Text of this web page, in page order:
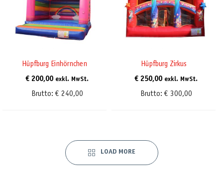
Hüpfburg Einhörnchen
€ 200,00 exkl. MwSt.
Brutto: € 240,00
Hüpfburg Zirkus
€ 250,00 exkl. MwSt.
Brutto: € 300,00
LOAD MORE